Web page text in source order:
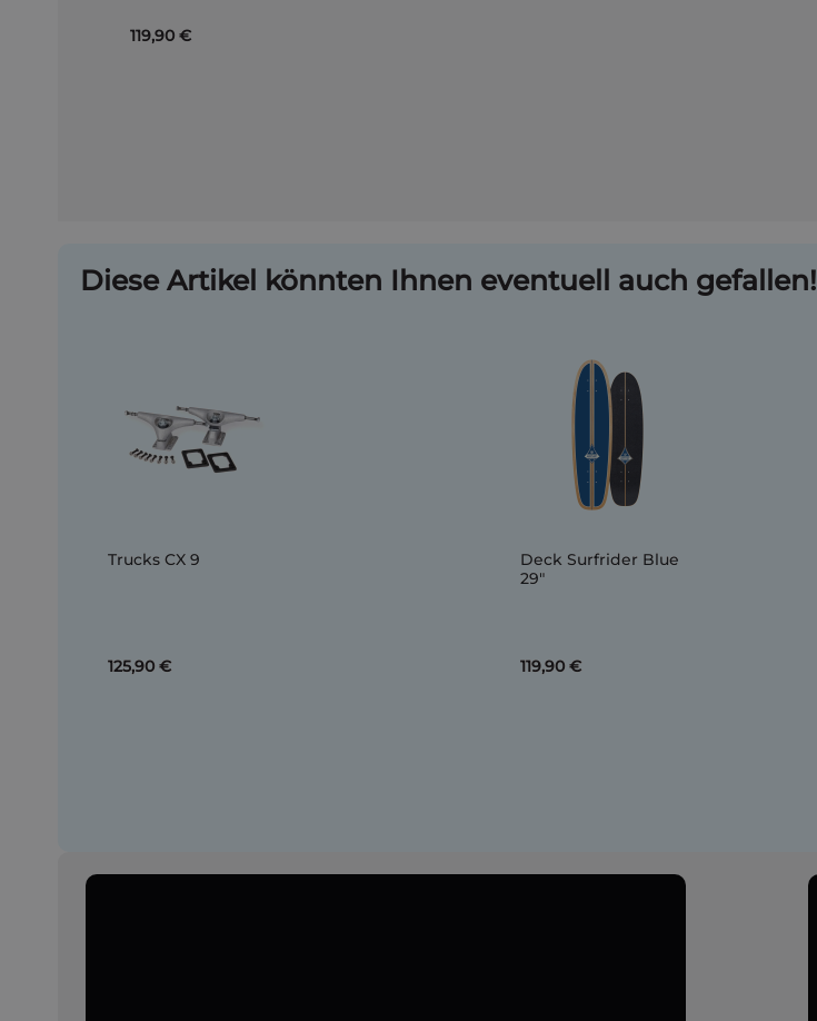
119,90 €
Diese Artikel könnten Ihnen eventuell auch gefallen!
Trucks CX 9
125,90 €
Deck Surfrider Blue
29"
119,90 €